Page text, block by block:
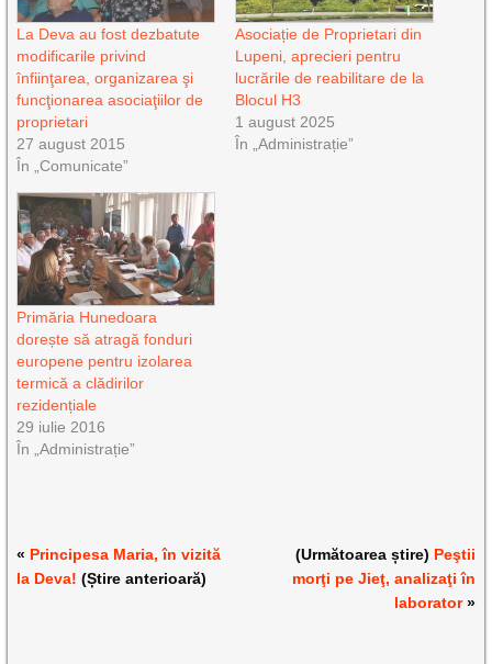
La Deva au fost dezbatute
modificarile privind
înfiinţarea, organizarea şi
funcţionarea asociaţiilor de
proprietari
27 august 2015
În „Comunicate”
Asociație de Proprietari din
Lupeni, aprecieri pentru
lucrările de reabilitare de la
Blocul H3
1 august 2025
În „Administrație”
Primăria Hunedoara
dorește să atragă fonduri
europene pentru izolarea
termică a clădirilor
rezidențiale
29 iulie 2016
În „Administrație”
« Principesa Maria, în vizită
la Deva! (Știre anterioară)
(Următoarea știre) Peştii
morţi pe Jieţ, analizaţi în
laborator»